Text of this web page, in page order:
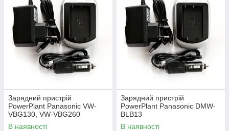
Зарядний пристрій
PowerPlant Panasonic VW-
VBG130, VW-VBG260
В наявності
Зарядний пристрій
PowerPlant Panasonic DMW-
BLB13
В наявності